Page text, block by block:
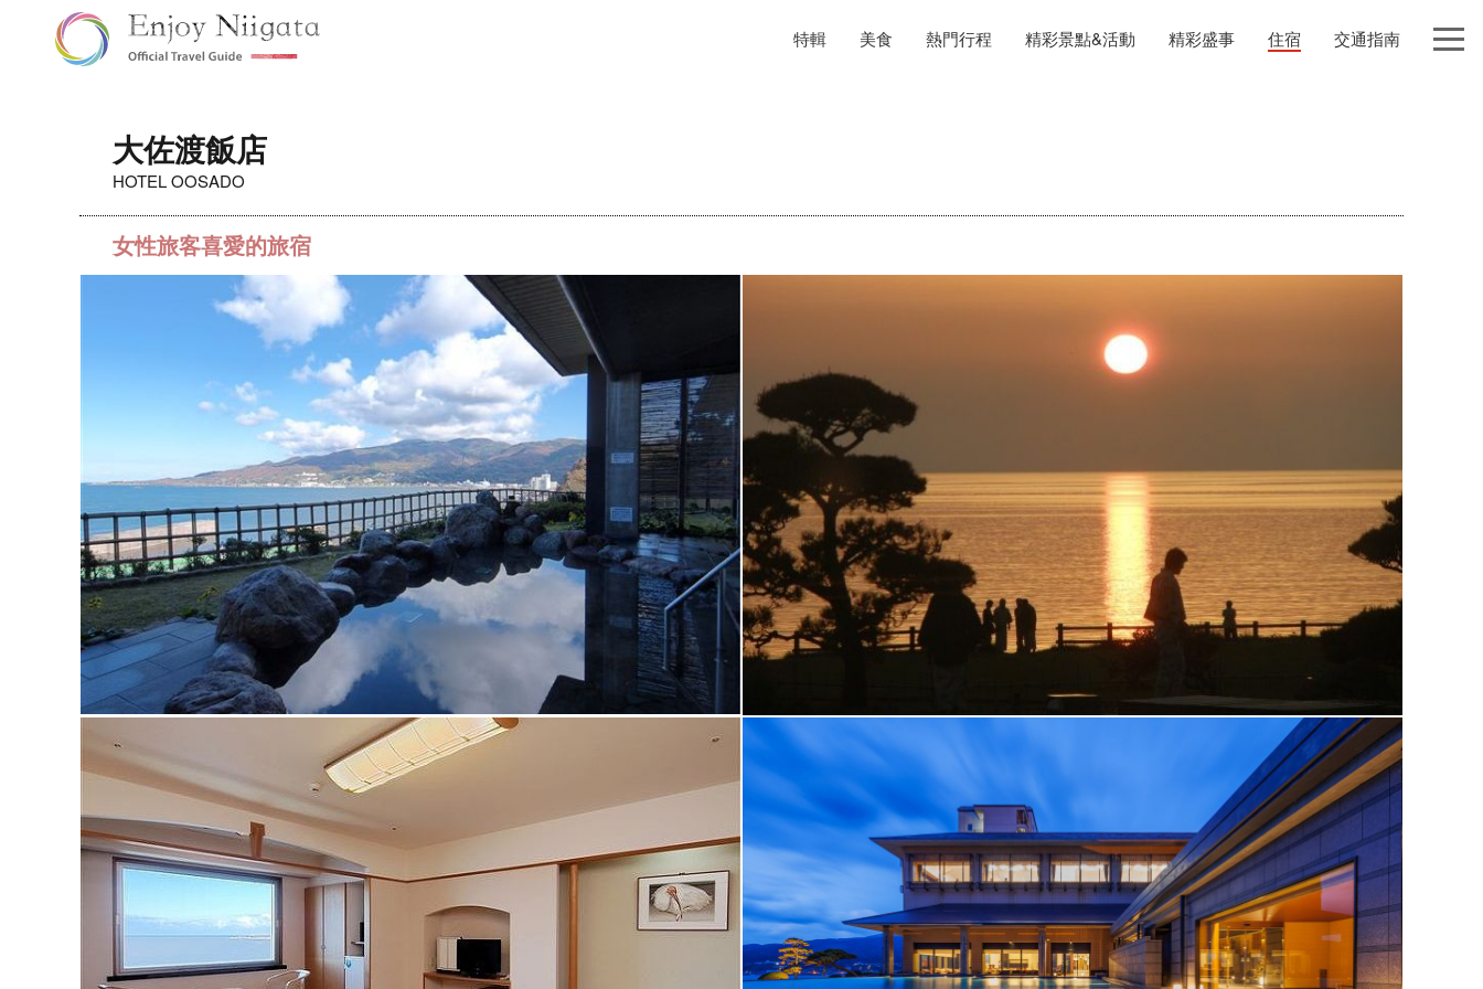
特輯 美食 熱門行程 精彩景點&活動 精彩盛事 住宿 交通指南
大佐渡飯店
HOTEL OOSADO
女性旅客喜愛的旅宿